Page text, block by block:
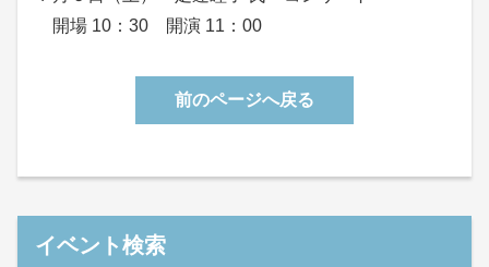
開場 10：30 開演 11：00
前のページへ戻る
イベント検索